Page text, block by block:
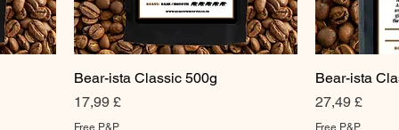
Bear-ista Classic 500g
Prezzo
17,99 £
Free P&P
Bear-ista
Prezzo
27,49 £
Free P&P